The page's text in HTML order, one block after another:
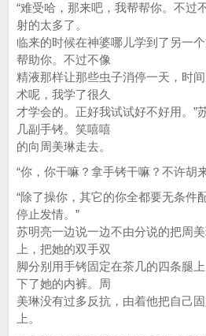
“难受哈，那来吧，我帮帮你。不过
射的太多了。
临来的时候在神婆哪儿学到了另一
帮助你。不过不像
精液那样让那些虫子消停一天，时
术呢，我学了很久
才学会的。正好我试试好不好用。”
几副手铐。笑嘻嘻
的向周美琳走去。
“你，你干嘛？拿手铐干嘛？不许胡
“除了操你，其它的你全都要无条件
停止发情。”
苏明亮一边说一边不由分说的把周
上，把她的双手双
脚分别用手铐固定在茶几的四条腿
下了她的内裤。周
美琳没有过多反抗，由着他把自己
上。